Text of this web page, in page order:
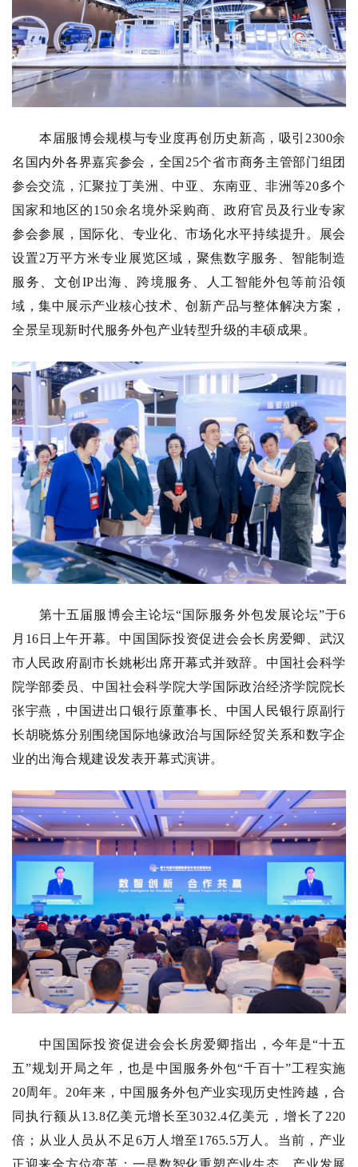
本届服博会规模与专业度再创历史新高，吸引2300余
名国内外各界嘉宾参会，全国25个省市商务主管部门组团
参会交流，汇聚拉丁美洲、中亚、东南亚、非洲等20多个
国家和地区的150余名境外采购商、政府官员及行业专家
参会参展，国际化、专业化、市场化水平持续提升。展会
设置2万平方米专业展览区域，聚焦数字服务、智能制造
服务、文创IP出海、跨境服务、人工智能外包等前沿领
域，集中展示产业核心技术、创新产品与整体解决方案，
全景呈现新时代服务外包产业转型升级的丰硕成果。
第十五届服博会主论坛“国际服务外包发展论坛”于6
月16日上午开幕。中国国际投资促进会会长房爱卿、武汉
市人民政府副市长姚彬出席开幕式并致辞。中国社会科学
院学部委员、中国社会科学院大学国际政治经济学院院长
张宇燕，中国进出口银行原董事长、中国人民银行原副行
长胡晓炼分别围绕国际地缘政治与国际经贸关系和数字企
业的出海合规建设发表开幕式演讲。
中国国际投资促进会会长房爱卿指出，今年是“十五
五”规划开局之年，也是中国服务外包“千百十”工程实施
20周年。20年来，中国服务外包产业实现历史性跨越，合
同执行额从13.8亿美元增长至3032.4亿美元，增长了220
倍；从业人员从不足6万人增至1765.5万人。当前，产业
正迎来全方位变革：一是数智化重塑产业生态，产业发展